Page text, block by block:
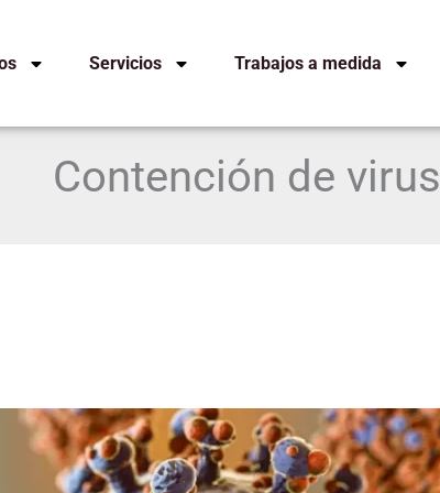
Servicios Trabajos a medida
Contención de virus